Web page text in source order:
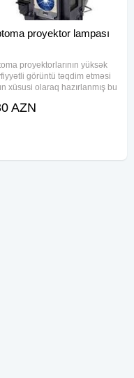
proyektor lampası
proyektorlarının yüksək
görüntü təqdim etməsi
xüsusi olaraq hazırlanmış bu
ilə seçilir. Orijinal və
AZN